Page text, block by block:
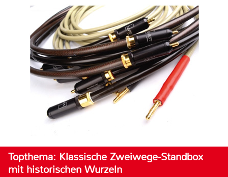
Topthema: Klassische Zweiwege-Standbox
mit historischen Wurzeln